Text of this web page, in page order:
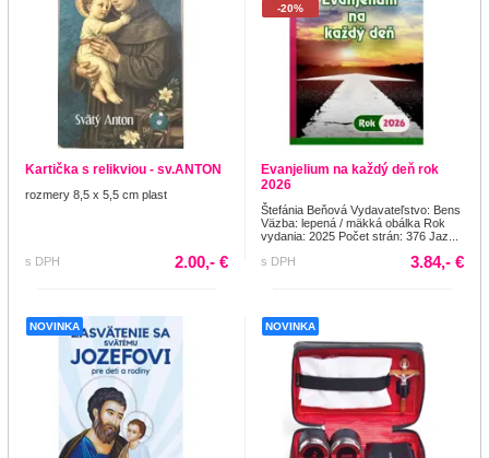
Kartička s relikviou - sv.ANTON
rozmery 8,5 x 5,5 cm plast
s DPH 2.00,- €
-20%
Evanjelium na každý deň rok
2026
Štefánia Beňová Vydavateľstvo: Bens
Väzba: lepená / mäkká obálka Rok
vydania: 2025 Počet strán: 376 Jaz...
s DPH
3.84,- €
NOVINKA NOVINKA